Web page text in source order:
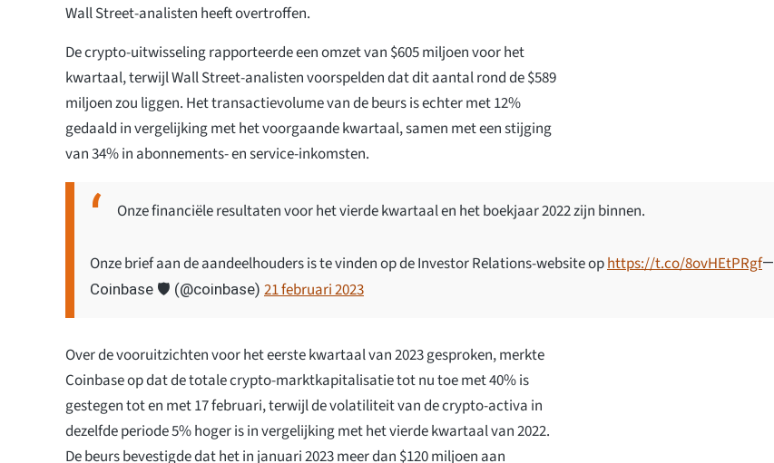
Wall Street-analisten heeft overtroffen.
De crypto-uitwisseling rapporteerde een omzet van $605 miljoen voor het
kwartaal, terwijl Wall Street-analisten voorspelden dat dit aantal rond de $589
miljoen zou liggen. Het transactievolume van de beurs is echter met 12%
gedaald in vergelijking met het voorgaande kwartaal, samen met een stijging
van 34% in abonnements- en service-inkomsten.
Onze financiële resultaten voor het vierde kwartaal en het boekjaar 2022 zijn binnen.
Onze brief aan de aandeelhouders is te vinden op de Investor Relations-website ophttps://t.co/8ovHEtPRgf—
Coinbase 🛡️ (@coinbase) 21 februari 2023
Over de vooruitzichten voor het eerste kwartaal van 2023 gesproken, merkte
Coinbase op dat de totale crypto-marktkapitalisatie tot nu toe met 40% is
gestegen tot en met 17 februari, terwijl de volatiliteit van de crypto-activa in
dezelfde periode 5% hoger is in vergelijking met het vierde kwartaal van 2022.
De beurs bevestigde dat het in januari 2023 meer dan $120 miljoen aan